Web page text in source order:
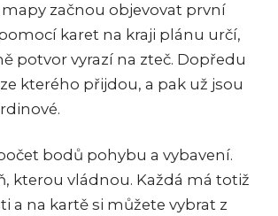
začnou objevovat první
karet na kraji plánu určí,
potvor vyrazí na zteč. Dopředu
kterého přijdou, a pak už jsou
bodů pohybu a vybavení.
kterou vládnou. Každá má totiž
a na kartě si můžete vybrat z